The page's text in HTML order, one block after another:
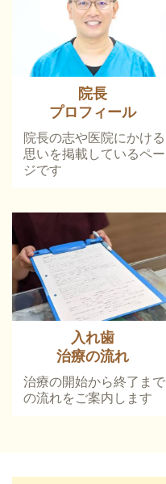
院長
プロフィール
院長の志や医院にかける
思いを掲載しているペー
ジです
入れ歯
治療の流れ
治療の開始から終了まで
の流れをご案内します